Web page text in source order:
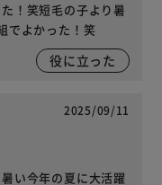
！笑短毛の子より暑
でよかった！笑
役に立った
2025/09/11
い今年の夏に大活躍